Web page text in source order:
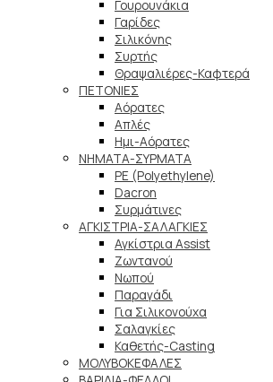
Γουρουνάκια
Γαρίδες
Σιλικόνης
Συρτής
Θραψαλιέρες-Καφτερά
ΠΕΤΟΝΙΕΣ
Αόρατες
Απλές
Ημι-Αόρατες
ΝΗΜΑΤΑ-ΣΥΡΜΑΤΑ
PE (Polyethylene)
Dacron
Συρμάτινες
ΑΓΚΙΣΤΡΙΑ-ΣΑΛΑΓΚΙΕΣ
Αγκίστρια Assist
Ζωντανού
Νωπού
Παραγάδι
Για Σιλικονούχα
Σαλαγκίες
Καθετής-Casting
ΜΟΛΥΒΟΚΕΦΑΛΕΣ